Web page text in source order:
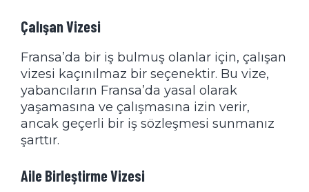
Çalışan Vizesi
Fransa’da bir iş bulmuş olanlar için, çalışan
vizesi kaçınılmaz bir seçenektir. Bu vize,
yabancıların Fransa’da yasal olarak
yaşamasına ve çalışmasına izin verir,
ancak geçerli bir iş sözleşmesi sunmanız
şarttır.
Aile Birleştirme Vizesi